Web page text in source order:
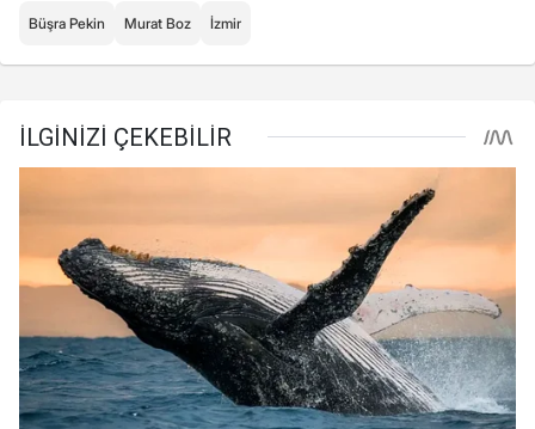
Büşra Pekin Murat Boz İzmir